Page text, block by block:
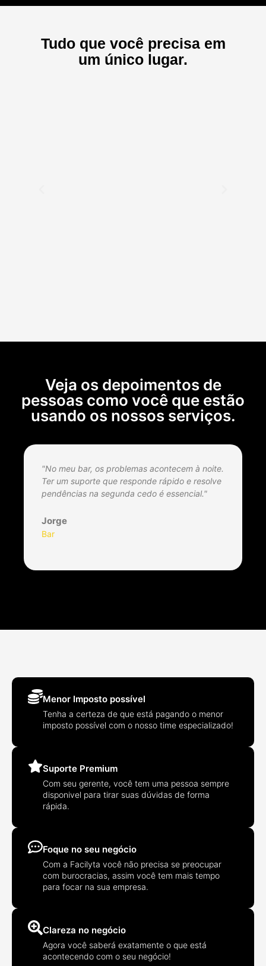
Tudo que você precisa em
um único lugar.
Veja os depoimentos de
pessoas como você que estão
usando os nossos serviços.
"No meu bar, os problemas acontecem à noite.
Ter um suporte que responde rápido e resolve
pendências na segunda cedo é essencial."
Jorge
Bar
Menor Imposto possível
Tenha a certeza de que está pagando o menor
imposto possível com o nosso time especializado!
Suporte Premium
Com seu gerente, você tem uma pessoa sempre
disponivel para tirar suas dúvidas de forma
rápida.
Foque no seu negócio
Com a Facilyta você não precisa se preocupar
com burocracias, assim você tem mais tempo
para focar na sua empresa.
Clareza no negócio
Agora você saberá exatamente o que está
acontecendo com o seu negócio!